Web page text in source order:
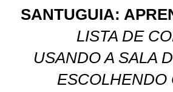
SANTUGUIA:
LISTA DE
USANDO A SALA
ESCOLHENDO